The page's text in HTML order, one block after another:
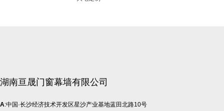
湖南亘晟门窗幕墙有限公司
A:中国·长沙经济技术开发区星沙产业基地蓝田北路10号